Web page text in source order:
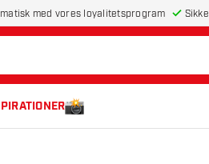
med vores loyalitetsprogram